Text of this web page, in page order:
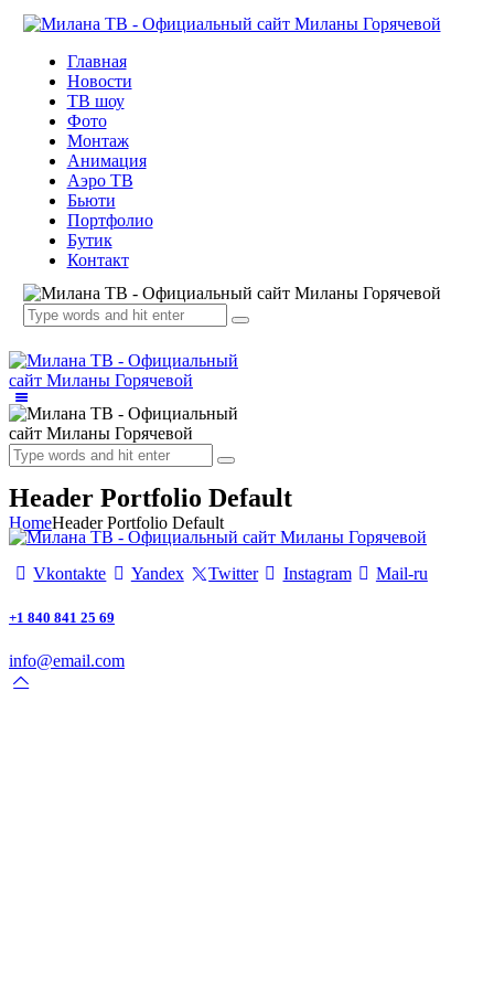
Главная
Новости
ТВ шоу
Фото
Монтаж
Анимация
Аэро ТВ
Бьюти
Портфолио
Бутик
Контакт
Header Portfolio Default
HomeHeader Portfolio Default
Vkontakte Yandex Twitter Instagram Mail-ru
+1 840 841 25 69
info@email.com